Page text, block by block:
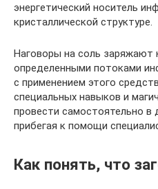
энергетический носитель
кристаллической структуре.
Наговоры на соль заряжают
определенными потоками
с применением этого
специальных навыков и
провести самостоятельно в
прибегая к помощи
Как понять, что